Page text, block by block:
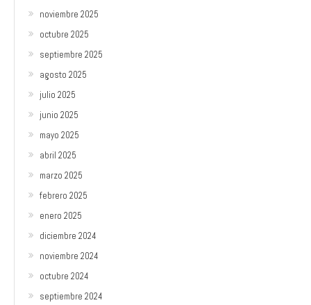
noviembre 2025
octubre 2025
septiembre 2025
agosto 2025
julio 2025
junio 2025
mayo 2025
abril 2025
marzo 2025
febrero 2025
enero 2025
diciembre 2024
noviembre 2024
octubre 2024
septiembre 2024